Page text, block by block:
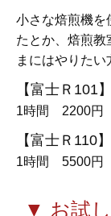
小さな焙煎機を
たとか、焙煎教
まにはやりたい
【富士Ｒ101】
1時間 2200
【富士Ｒ110】
1時間 5500
▼ お試